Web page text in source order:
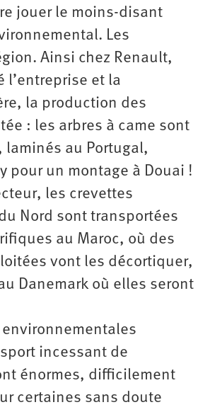
jouer le moins-disant
Les
Ainsi chez Renault,
l’entreprise et la
la production des
: les arbres à came sont
au Portugal,
pour un montage à Douai !
les crevettes
Nord sont transportées
au Maroc, où des
vont les décortiquer,
Danemark où elles seront
incessant de
énormes, difficilement
certaines sans doute